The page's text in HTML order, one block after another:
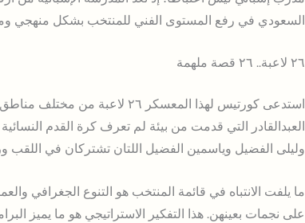
السعودي في رفع المستوى الفني للمنتخب بشكل منهجي
٢٦ لاعبة.. ٢٦ قصة ملهمة
استدعى كورتيس لهذا المعسكر
العبدالقادر التي قدمت من بيئة لم تعرف كرة القدم
وليلى الفضيل وياسمين الفضيل اللتان تشتركان في اللقب
ما يلفت الانتباه في قائمة المنتخب هو التنوع الجغرافي
على نجمات بعينهن. هذا التفكير الاستراتيجي هو ما يميز